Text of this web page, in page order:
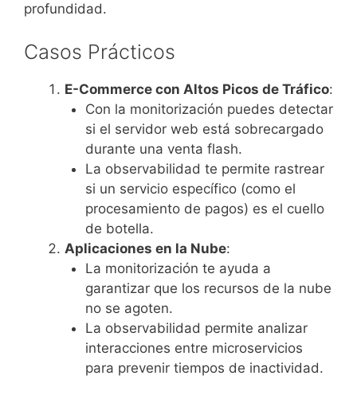
profundidad.
Casos Prácticos
E-Commerce con Altos Picos de Tráfico:
Con la monitorización puedes detectar
si el servidor web está sobrecargado
durante una venta flash.
La observabilidad te permite rastrear
si un servicio específico (como el
procesamiento de pagos) es el cuello
de botella.
Aplicaciones en la Nube:
La monitorización te ayuda a
garantizar que los recursos de la nube
no se agoten.
La observabilidad permite analizar
interacciones entre microservicios
para prevenir tiempos de inactividad.